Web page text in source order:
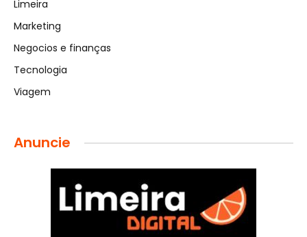
Limeira
Marketing
Negocios e finanças
Tecnologia
Viagem
Anuncie